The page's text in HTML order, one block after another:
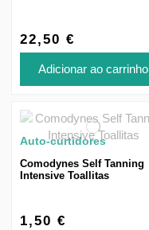
22,50 €
Adicionar ao carrinho
Auto-curtidores
Comodynes Self Tanning
Intensive Toallitas
1,50 €